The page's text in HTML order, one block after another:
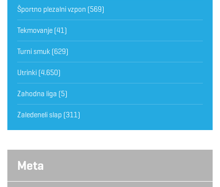
Športno plezalni vzpon (569)
Tekmovanje (41)
Turni smuk (629)
Utrinki (4.650)
Zahodna liga (5)
Zaledeneli slap (311)
Meta